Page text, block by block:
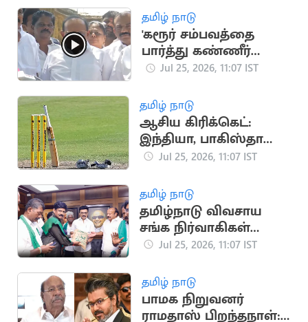
தற்காலிகமாக மூடல்
தமிழ் நாடு
'கரூர் சம்பவத்தை
பார்த்து கண்ணீர்
வரல'.. ரகுபதி
Jul 25, 2026, 11:07 IST
தமிழ் நாடு
ஆசிய கிரிக்கெட்:
இந்தியா, பாகிஸ்தான்
அணிகள் நேரடியாக
Jul 25, 2026, 11:07 IST
தமிழ் நாடு
தமிழ்நாடு விவசாய
சங்க நிர்வாகிகள்
மு.க.ஸ்டாலினுடன்
Jul 25, 2026, 11:07 IST
தமிழ் நாடு
பாமக நிறுவனர்
ராமதாஸ் பிறந்தநாள்: